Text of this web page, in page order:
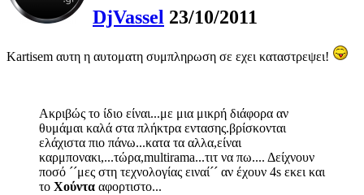
DjVassel 23/10/2011
Kartisem αυτη η αυτοματη συμπληρωση σε εχει καταστρεψει!
Ακριβώς το ίδιο είναι...με μια μικρή διάφορα αν
θυμάμαι καλά στα πλήκτρα εντασης.βρίσκονται
ελάχιστα πιο πάνω...κατα τα αλλα,είναι
καρμπονακι,...τώρα,multirama...τιτ να πω.... Δείχνουν
ποσό ´´μες στη τεχνολογίας ειναί´´ αν έχουν 4s εκει και
το Χούντα αφορτιστο...